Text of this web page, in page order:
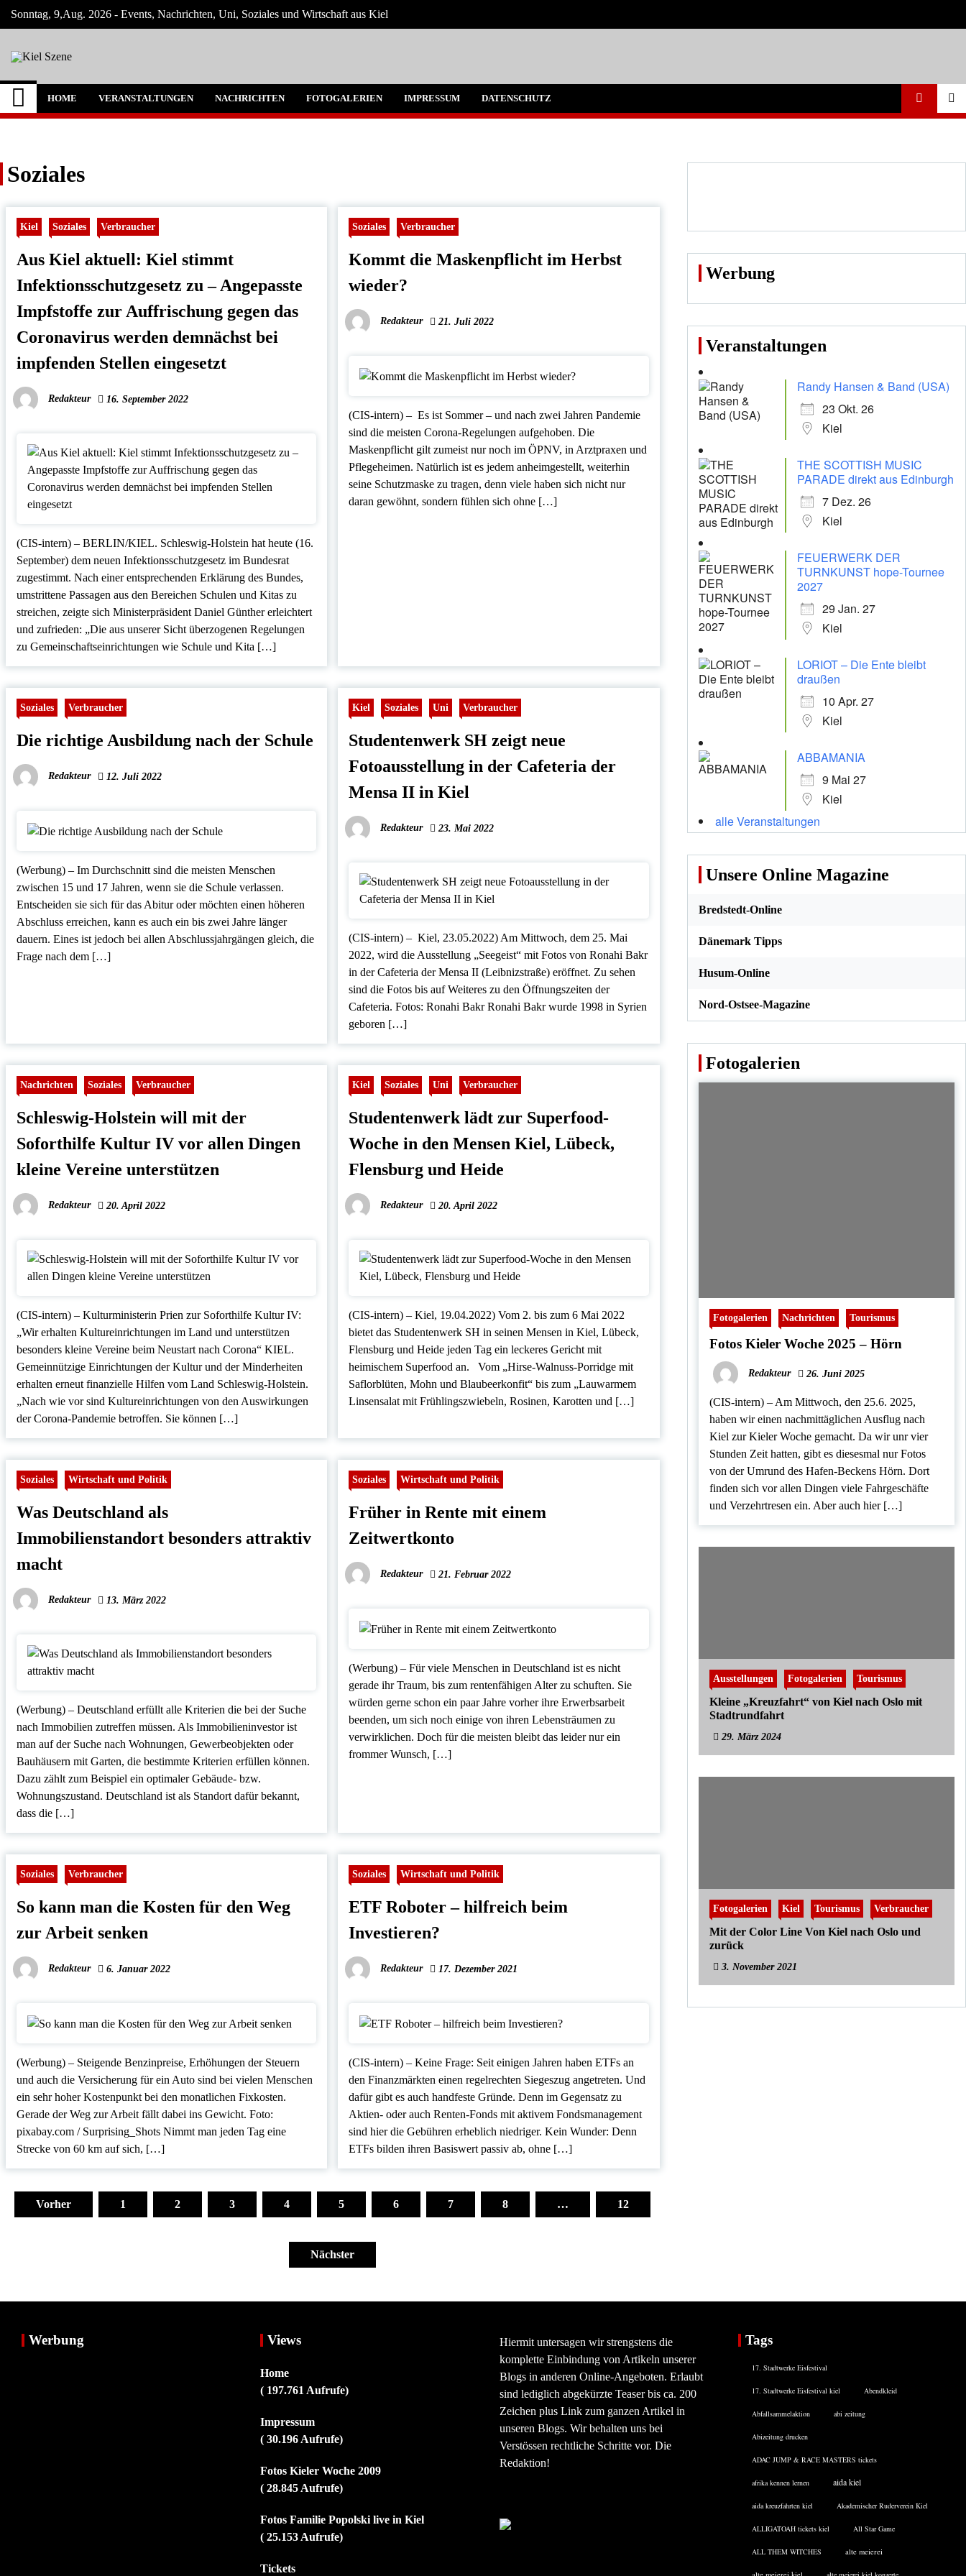
Skip
Sonntag, 9,Aug. 2026 - Events, Nachrichten, Uni, Soziales und Wirtschaft aus Kiel
Kiel Szene
Neuigkeiten und Nachrichten aus Kiel und Umgebung
HOME VERANSTALTUNGEN NACHRICHTEN FOTOGALERIEN IMPRESSUM DATENSCHUTZ
Soziales
Kiel Soziales Verbraucher
Aus Kiel aktuell: Kiel stimmt
Infektionsschutzgesetz zu – Angepasste
Impfstoffe zur Auffrischung gegen das
Coronavirus werden demnächst bei
impfenden Stellen eingesetzt
Redakteur 16. September 2022
(CIS-intern) – BERLIN/KIEL. Schleswig-Holstein hat heute (16.
September) dem neuen Infektionsschutzgesetz im Bundesrat
zugestimmt. Nach einer entsprechenden Erklärung des Bundes,
umstrittene Passagen aus den Bereichen Schulen und Kitas zu
streichen, zeigte sich Ministerpräsident Daniel Günther erleichtert
und zufrieden: „Die aus unserer Sicht überzogenen Regelungen
zu Gemeinschaftseinrichtungen wie Schule und Kita […]
Soziales Verbraucher
Kommt die Maskenpflicht im Herbst
wieder?
Redakteur 21. Juli 2022
(CIS-intern) – Es ist Sommer – und nach zwei Jahren Pandemie
sind die meisten Corona-Regelungen aufgehoben. Die
Maskenpflicht gilt zumeist nur noch im ÖPNV, in Arztpraxen und
Pflegeheimen. Natürlich ist es jedem anheimgestellt, weiterhin
seine Schutzmaske zu tragen, denn viele haben sich nicht nur
daran gewöhnt, sondern fühlen sich ohne […]
Soziales Verbraucher
Die richtige Ausbildung nach der Schule
Redakteur 12. Juli 2022
(Werbung) – Im Durchschnitt sind die meisten Menschen
zwischen 15 und 17 Jahren, wenn sie die Schule verlassen.
Entscheiden sie sich für das Abitur oder möchten einen höheren
Abschluss erreichen, kann es auch ein bis zwei Jahre länger
dauern. Eines ist jedoch bei allen Abschlussjahrgängen gleich, die
Frage nach dem […]
Kiel Soziales Uni Verbraucher
Studentenwerk SH zeigt neue
Fotoausstellung in der Cafeteria der
Mensa II in Kiel
Redakteur 23. Mai 2022
(CIS-intern) – Kiel, 23.05.2022) Am Mittwoch, dem 25. Mai
2022, wird die Ausstellung „Seegeist“ mit Fotos von Ronahi Bakr
in der Cafeteria der Mensa II (Leibnizstraße) eröffnet. Zu sehen
sind die Fotos bis auf Weiteres zu den Öffnungszeiten der
Cafeteria. Fotos: Ronahi Bakr Ronahi Bakr wurde 1998 in Syrien
geboren […]
Nachrichten Soziales Verbraucher
Schleswig-Holstein will mit der
Soforthilfe Kultur IV vor allen Dingen
kleine Vereine unterstützen
Redakteur 20. April 2022
(CIS-intern) – Kulturministerin Prien zur Soforthilfe Kultur IV:
„Wir erhalten Kultureinrichtungen im Land und unterstützen
besonders kleine Vereine beim Neustart nach Corona“ KIEL.
Gemeinnützige Einrichtungen der Kultur und der Minderheiten
erhalten erneut finanzielle Hilfen vom Land Schleswig-Holstein.
„Nach wie vor sind Kultureinrichtungen von den Auswirkungen
der Corona-Pandemie betroffen. Sie können […]
Kiel Soziales Uni Verbraucher
Studentenwerk lädt zur Superfood-
Woche in den Mensen Kiel, Lübeck,
Flensburg und Heide
Redakteur 20. April 2022
(CIS-intern) – Kiel, 19.04.2022) Vom 2. bis zum 6 Mai 2022
bietet das Studentenwerk SH in seinen Mensen in Kiel, Lübeck,
Flensburg und Heide jeden Tag ein leckeres Gericht mit
heimischem Superfood an. Vom „Hirse-Walnuss-Porridge mit
Saflorblüten, Mohn und Blaubeerkonfit“ bis zum „Lauwarmem
Linsensalat mit Frühlingszwiebeln, Rosinen, Karotten und […]
Soziales Wirtschaft und Politik
Was Deutschland als
Immobilienstandort besonders attraktiv
macht
Redakteur 13. März 2022
(Werbung) – Deutschland erfüllt alle Kriterien die bei der Suche
nach Immobilien zutreffen müssen. Als Immobilieninvestor ist
man auf der Suche nach Wohnungen, Gewerbeobjekten oder
Bauhäusern mit Garten, die bestimmte Kriterien erfüllen können.
Dazu zählt zum Beispiel ein optimaler Gebäude- bzw.
Wohnungszustand. Deutschland ist als Standort dafür bekannt,
dass die […]
Soziales Wirtschaft und Politik
Früher in Rente mit einem
Zeitwertkonto
Redakteur 21. Februar 2022
(Werbung) – Für viele Menschen in Deutschland ist es nicht
gerade ihr Traum, bis zum rentenfähigen Alter zu schuften. Sie
würden gerne schon ein paar Jahre vorher ihre Erwerbsarbeit
beenden, um sich noch einige von ihren Lebensträumen zu
verwirklichen. Doch für die meisten bleibt das leider nur ein
frommer Wunsch, […]
Soziales Verbraucher
So kann man die Kosten für den Weg
zur Arbeit senken
Redakteur 6. Januar 2022
(Werbung) – Steigende Benzinpreise, Erhöhungen der Steuern
und auch die Versicherung für ein Auto sind bei vielen Menschen
ein sehr hoher Kostenpunkt bei den monatlichen Fixkosten.
Gerade der Weg zur Arbeit fällt dabei ins Gewicht. Foto:
pixabay.com / Surprising_Shots Nimmt man jeden Tag eine
Strecke von 60 km auf sich, […]
Soziales Wirtschaft und Politik
ETF Roboter – hilfreich beim
Investieren?
Redakteur 17. Dezember 2021
(CIS-intern) – Keine Frage: Seit einigen Jahren haben ETFs an
den Finanzmärkten einen regelrechten Siegeszug angetreten. Und
dafür gibt es auch handfeste Gründe. Denn im Gegensatz zu
Aktien- oder auch Renten-Fonds mit aktivem Fondsmanagement
sind hier die Gebühren erheblich niedriger. Kein Wunder: Denn
ETFs bilden ihren Basiswert passiv ab, ohne […]
Vorher 1 2 3 4 5 6 7 8 … 12
Nächster
Werbung
Veranstaltungen
Randy Hansen & Band (USA)
23 Okt. 26
Kiel
THE SCOTTISH MUSIC
PARADE direkt aus Edinburgh
7 Dez. 26
Kiel
FEUERWERK DER
TURNKUNST hope-Tournee
2027
29 Jan. 27
Kiel
LORIOT – Die Ente bleibt
draußen
10 Apr. 27
Kiel
ABBAMANIA
9 Mai 27
Kiel
alle Veranstaltungen
Unsere Online Magazine
Bredstedt-Online
Dänemark Tipps
Husum-Online
Nord-Ostsee-Magazine
Fotogalerien
Fotogalerien Nachrichten Tourismus
Fotos Kieler Woche 2025 – Hörn
Redakteur 26. Juni 2025
(CIS-intern) – Am Mittwoch, den 25.6. 2025,
haben wir einen nachmittäglichen Ausflug nach
Kiel zur Kieler Woche gemacht. Da wir unr vier
Stunden Zeit hatten, gibt es diesesmal nur Fotos
von der Umrund des Hafen-Beckens Hörn. Dort
finden sich vor allen Dingen viele Fahrgeschäfte
und Verzehrtresen ein. Aber auch hier […]
Ausstellungen Fotogalerien Tourismus
Kleine „Kreuzfahrt“ von Kiel nach Oslo mit
Stadtrundfahrt
29. März 2024
Fotogalerien Kiel Tourismus Verbraucher
Mit der Color Line Von Kiel nach Oslo und
zurück
3. November 2021
Werbung Views
Home
( 197.761 Aufrufe)
Impressum
( 30.196 Aufrufe)
Fotos Kieler Woche 2009
( 28.845 Aufrufe)
Fotos Familie Popolski live in Kiel
( 25.153 Aufrufe)
Tickets
Hiermit untersagen wir strengstens die
komplette Einbindung von Artikeln unserer
Blogs in anderen Online-Angeboten. Erlaubt
sind lediglich abgekürzte Teaser bis ca. 200
Zeichen plus Link zum ganzen Artikel in
unseren Blogs. Wir behalten uns bei
Verstössen rechtliche Schritte vor. Die
Redaktion!
Tags
17. Stadtwerke Eisfestival
17. Stadtwerke Eisfestival kiel Abendkleid
Abfallsammelaktion abi zeitung
Abizeitung drucken
ADAC JUMP & RACE MASTERS tickets
afrika kennen lernen aida kiel
aida kreuzfahrten kiel Akademischer Ruderverein Kiel
ALLIGATOAH tickets kiel All Star Game
ALL THEM WITCHES alte meierei